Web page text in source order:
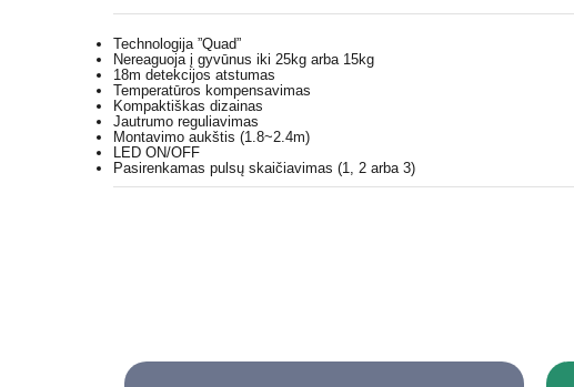
Technologija ”Quad”
Nereaguoja į gyvūnus iki 25kg arba 15kg
18m detekcijos atstumas
Temperatūros kompensavimas
Kompaktiškas dizainas
Jautrumo reguliavimas
Montavimo aukštis (1.8~2.4m)
LED ON/OFF
Pasirenkamas pulsų skaičiavimas (1, 2 arba 3)